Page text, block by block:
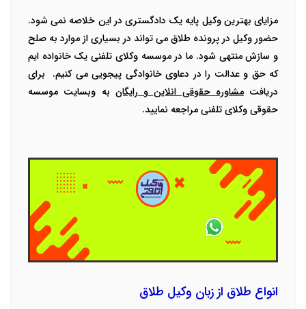
مزایای بهترین وکیل پایه یک دادگستری در این خلاصه نمی شود.
حضور وکیل در پرونده طلاق می تواند در بسیاری از موارد به صلح
و سازش منتهی شود. ما در موسسه وکلای تلفنی یک خانواده ایم
که حق و عدالت را در دعاوی خانوادگی پیجویی می کنیم. برای
دریافتمشاوره حقوقی انلاین و رایگان به وبسایت موسسه
حقوقی وکلای تلفنی مراجعه نمایید.
انواع طلاق از زبان وکیل طلاق